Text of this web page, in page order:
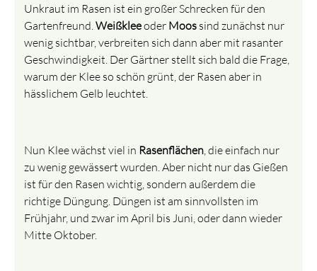
Unkraut im Rasen ist ein großer Schrecken für den
Gartenfreund.Weißkleeoder Moos sind zunächst nur
wenig sichtbar, verbreiten sich dann aber mit rasanter
Geschwindigkeit. Der Gärtner stellt sich bald die Frage,
warum der Klee so schön grünt, der Rasen aber in
hässlichem Gelb leuchtet.
Nun Klee wächst viel in Rasenflächen , die einfach nur
zu wenig gewässert wurden. Aber nicht nur das Gießen
ist für den Rasen wichtig, sondern außerdem die
richtige Düngung. Düngen ist am sinnvollsten im
Frühjahr, und zwar im April bis Juni, oder dann wieder
Mitte Oktober.